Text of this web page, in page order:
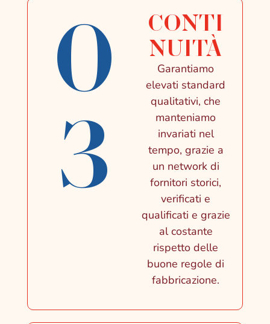
0
3
CONTI
NUITÀ
Garantiamo
elevati standard
qualitativi, che
manteniamo
invariati nel
tempo, grazie a
un network di
fornitori storici,
verificati e
qualificati e grazie
al costante
rispetto delle
buone regole di
fabbricazione.